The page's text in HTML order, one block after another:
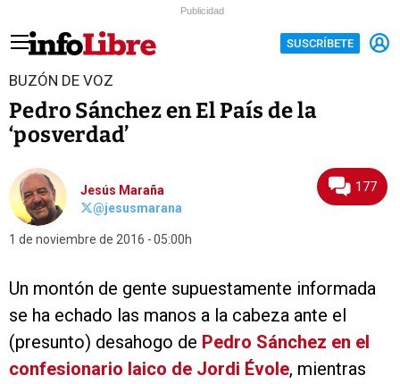
Publicidad
SUSCRÍBETE
BUZÓN DE VOZ
Pedro Sánchez en El País de la
‘posverdad’
Jesús Maraña
@jesusmarana
1 de noviembre de 2016 05:00h
177
Un montón de gente supuestamente informada
se ha echado las manos a la cabeza ante el
(presunto) desahogo de Pedro Sánchez en el
confesionario laico de Jordi Évole, mientras